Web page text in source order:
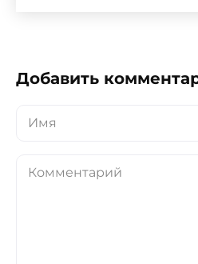
Добавить